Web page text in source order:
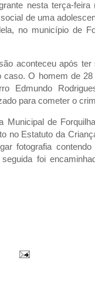
nesta terça-feira
de uma
no município de
aconteceu após ter
caso. O homem de
Edmundo
para cometer o
Municipal de
no Estatuto da
fotografia contendo
foi